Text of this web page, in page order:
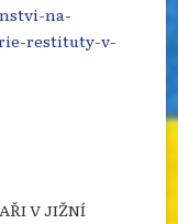
na-
restituty-v-
V JIŽNÍ